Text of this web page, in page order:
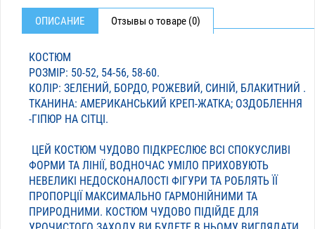
ОПИСАНИЕ Отзывы о товаре (0)
КОСТЮМ
РОЗМІР: 50-52, 54-56, 58-60.
КОЛІР: ЗЕЛЕНИЙ, БОРДО, РОЖЕВИЙ, СИНІЙ, БЛАКИТНИЙ .
ТКАНИНА: АМЕРИКАНСЬКИЙ КРЕП-ЖАТКА; ОЗДОБЛЕННЯ
-ГІПЮР НА СІТЦІ.
ЦЕЙ КОСТЮМ ЧУДОВО ПІДКРЕСЛЮЄ ВСІ СПОКУСЛИВІ
ФОРМИ ТА ЛІНІЇ, ВОДНОЧАС УМІЛО ПРИХОВУЮТЬ
НЕВЕЛИКІ НЕДОСКОНАЛОСТІ ФІГУРИ ТА РОБЛЯТЬ ЇЇ
ПРОПОРЦІЇ МАКСИМАЛЬНО ГАРМОНІЙНИМИ ТА
ПРИРОДНИМИ. КОСТЮМ ЧУДОВО ПІДІЙДЕ ДЛЯ